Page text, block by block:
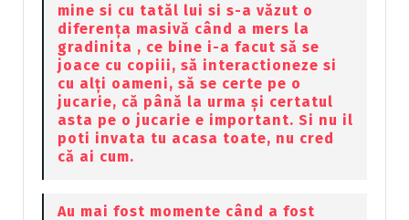
mine si cu tatăl lui si s-a văzut o
diferența masivă când a mers la
gradinita , ce bine i-a facut să se
joace cu copiii, să interactioneze si
cu alți oameni, să se certe pe o
jucarie, că până la urma și certatul
asta pe o jucarie e important. Si nu il
poti invata tu acasa toate, nu cred
că ai cum.
Au mai fost momente când a fost